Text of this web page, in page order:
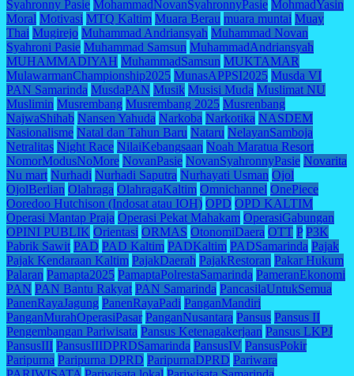
Syahronny Pasie MohammadNovanSyahronnyPasie MohmadYasin
Moral Motivasi MTQ Kaltim Muara Berau muara muntai Muay
Thai Mugirejo Muhammad Andriansyah Muhammad Novan
Syahroni Pasie Muhammad Samsun MuhammadAndriansyah
MUHAMMADIYAH MuhammadSamsun MUKTAMAR
MulawarmanChampionship2025 MunasAPPSI2025 Musda VI
PAN Samarinda MusdaPAN Musik Musisi Muda Muslimat NU
Muslimin Musrembang Musrembang 2025 Musrenbang
NajwaShihab Nansen Yahuda Narkoba Narkotika NASDEM
Nasionalisme Natal dan Tahun Baru Nataru NelayanSamboja
Netralitas Night Race NilaiKebangsaan Noah Maratua Resort
NomorModusNoMore NovanPasie NovanSyahronnyPasie Novarita
Nu mart Nurhadi Nurhadi Saputra Nurhayati Usman Ojol
OjolBerlian Olahraga OlahragaKaltim Omnichannel OnePiece
Ooredoo Hutchison (Indosat atau IOH) OPD OPD KALTIM
Operasi Mantap Praja Operasi Pekat Mahakam OperasiGabungan
OPINI PUBLIK Orientasi ORMAS OtonomiDaera OTT P P3K
Pabrik Sawit PAD PAD Kaltim PADKaltim PADSamarinda Pajak
Pajak Kendaraan Kaltim PajakDaerah PajakRestoran Pakar Hukum
Palaran Pamapta2025 PamaptaPolrestaSamarinda PameranEkonomi
PAN PAN Bantu Rakyat PAN Samarinda PancasilaUntukSemua
PanenRayaJagung PanenRayaPadi PanganMandiri
PanganMurahOperasiPasar PanganNusantara Pansus Pansus II
Pengembangan Pariwisata Pansus Ketenagakerjaan Pansus LKPJ
PansusIII PansusIIIDPRDSamarinda PansusIV PansusPokir
Paripurna Paripurna DPRD ParipurnaDPRD Pariwara